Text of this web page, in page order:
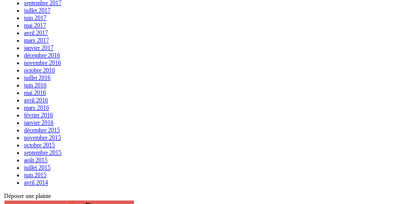
septembre 2017
juillet 2017
juin 2017
mai 2017
avril 2017
mars 2017
janvier 2017
décembre 2016
novembre 2016
octobre 2016
juillet 2016
juin 2016
mai 2016
avril 2016
mars 2016
février 2016
janvier 2016
décembre 2015
novembre 2015
octobre 2015
septembre 2015
août 2015
juillet 2015
juin 2015
avril 2014
Déposer une plainte